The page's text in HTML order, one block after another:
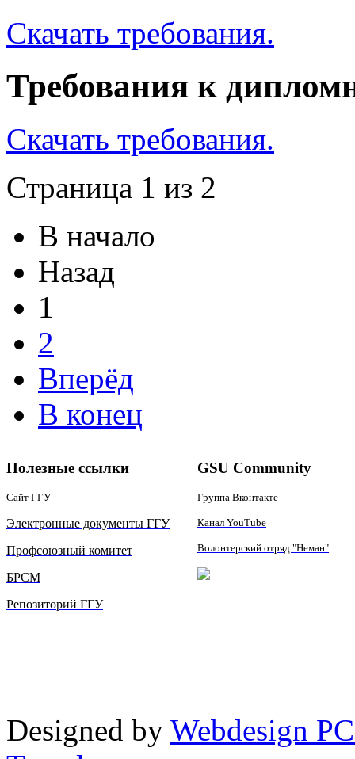
Скачать требования.
Требования к
Скачать требования.
Страница 1 из 2
В начало
Назад
1
2
Вперёд
В конец
Полезные ссылки
Сайт ГГУ
Электронные документы ГГУ
Профсоюзный комитет
БРСМ
Репозиторий ГГУ
GSU Community
Группа Вконтакте
Канал YouTube
Волонтерский отряд "Неман"
Designed by Webdesign